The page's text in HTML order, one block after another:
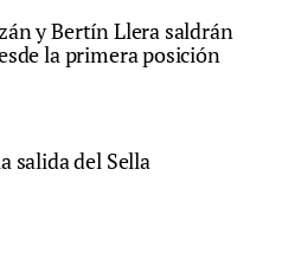
y Bertín Llera saldrán
la primera posición
salida del Sella